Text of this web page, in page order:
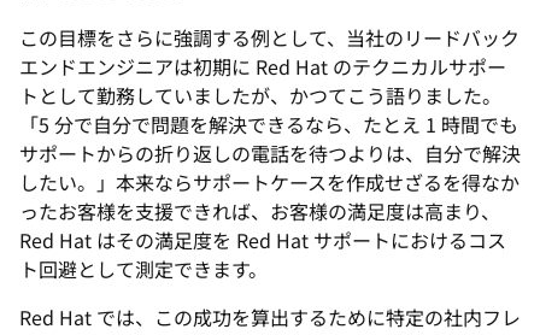
この目標をさらに強調する例として、当社のリードバック
エンドエンジニアは初期に Red Hat のテクニカルサポー
トとして勤務していましたが、かつてこう語りました。
「5 分で自分で問題を解決できるなら、たとえ 1 時間でも
サポートからの折り返しの電話を待つよりは、自分で解決
したい。」本来ならサポートケースを作成せざるを得なか
ったお客様を支援できれば、お客様の満足度は高まり、
Red Hat はその満足度を Red Hat サポートにおけるコス
ト回避として測定できます。
Red Hat では、この成功を算出するために特定の社内フレ